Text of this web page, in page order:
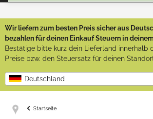
Wir liefern zum besten Preis sicher aus
bezahlen für deinen Einkauf Steuern in
Bestätige bitte kurz dein Lieferland innerhalb
Preise bzw. den Steuersatz für deinen
Deutschland
Startseite